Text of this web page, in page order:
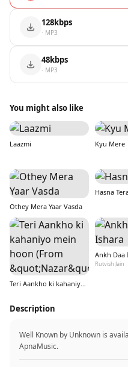
128kbps
· MP3
48kbps
· MP3
You might also like
Laazmi
Kyu Mere
Othey Mera Yaar Vasda
Hasna
Teri Aankho ki kahaniyo mein hoon (From &quot;Nazar&quot;)
Ankh Daa
Rutvish Jain
Description
Well Known by Unknown is
ApnaMusic.